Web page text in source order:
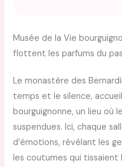
Musée de la Vie
flottent les parfums du
Le monastère des
temps et le silence,
bourguignonne, un lieu où
suspendues. Ici, chaque
d’émotions, révélant les
les coutumes qui tissaient